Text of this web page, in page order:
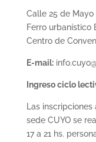
Calle 25 de
Ferro urbanístico
Centro de
E-mail:
Ingreso ciclo
Las
sede CUYO se
17 a 21 hs.